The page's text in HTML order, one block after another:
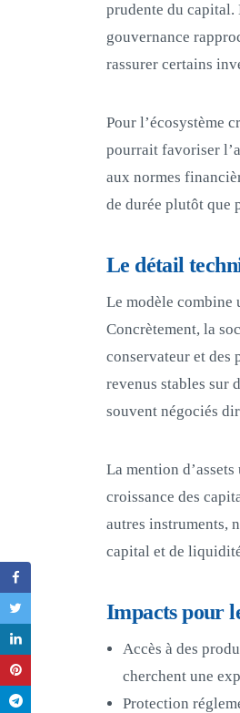
prudente du
gouvernance
rassurer certains
Pour l’écosystème
pourrait favoriser
aux normes
de durée plutôt que
Le détail
Le modèle combine
Concrètement, la
conservateur et des
revenus stables sur
souvent négociés
La mention
croissance des
autres instruments,
capital et de
Impacts pour
Accès à des
cherchent une
Protection